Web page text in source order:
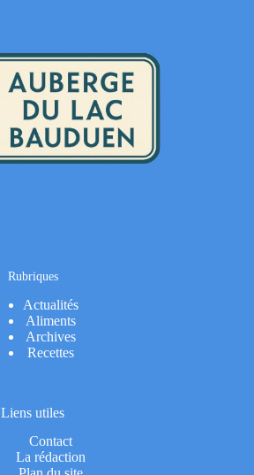
Rubriques
Actualités
Aliments
Archives
Recettes
Liens utiles
Contact
La rédaction